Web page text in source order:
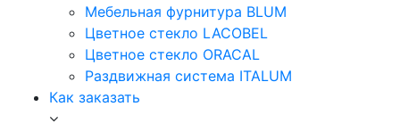
Мебельная фурнитура BLUM
Цветное стекло LACOBEL
Цветное стекло ORACAL
Раздвижная система ITALUM
Как заказать